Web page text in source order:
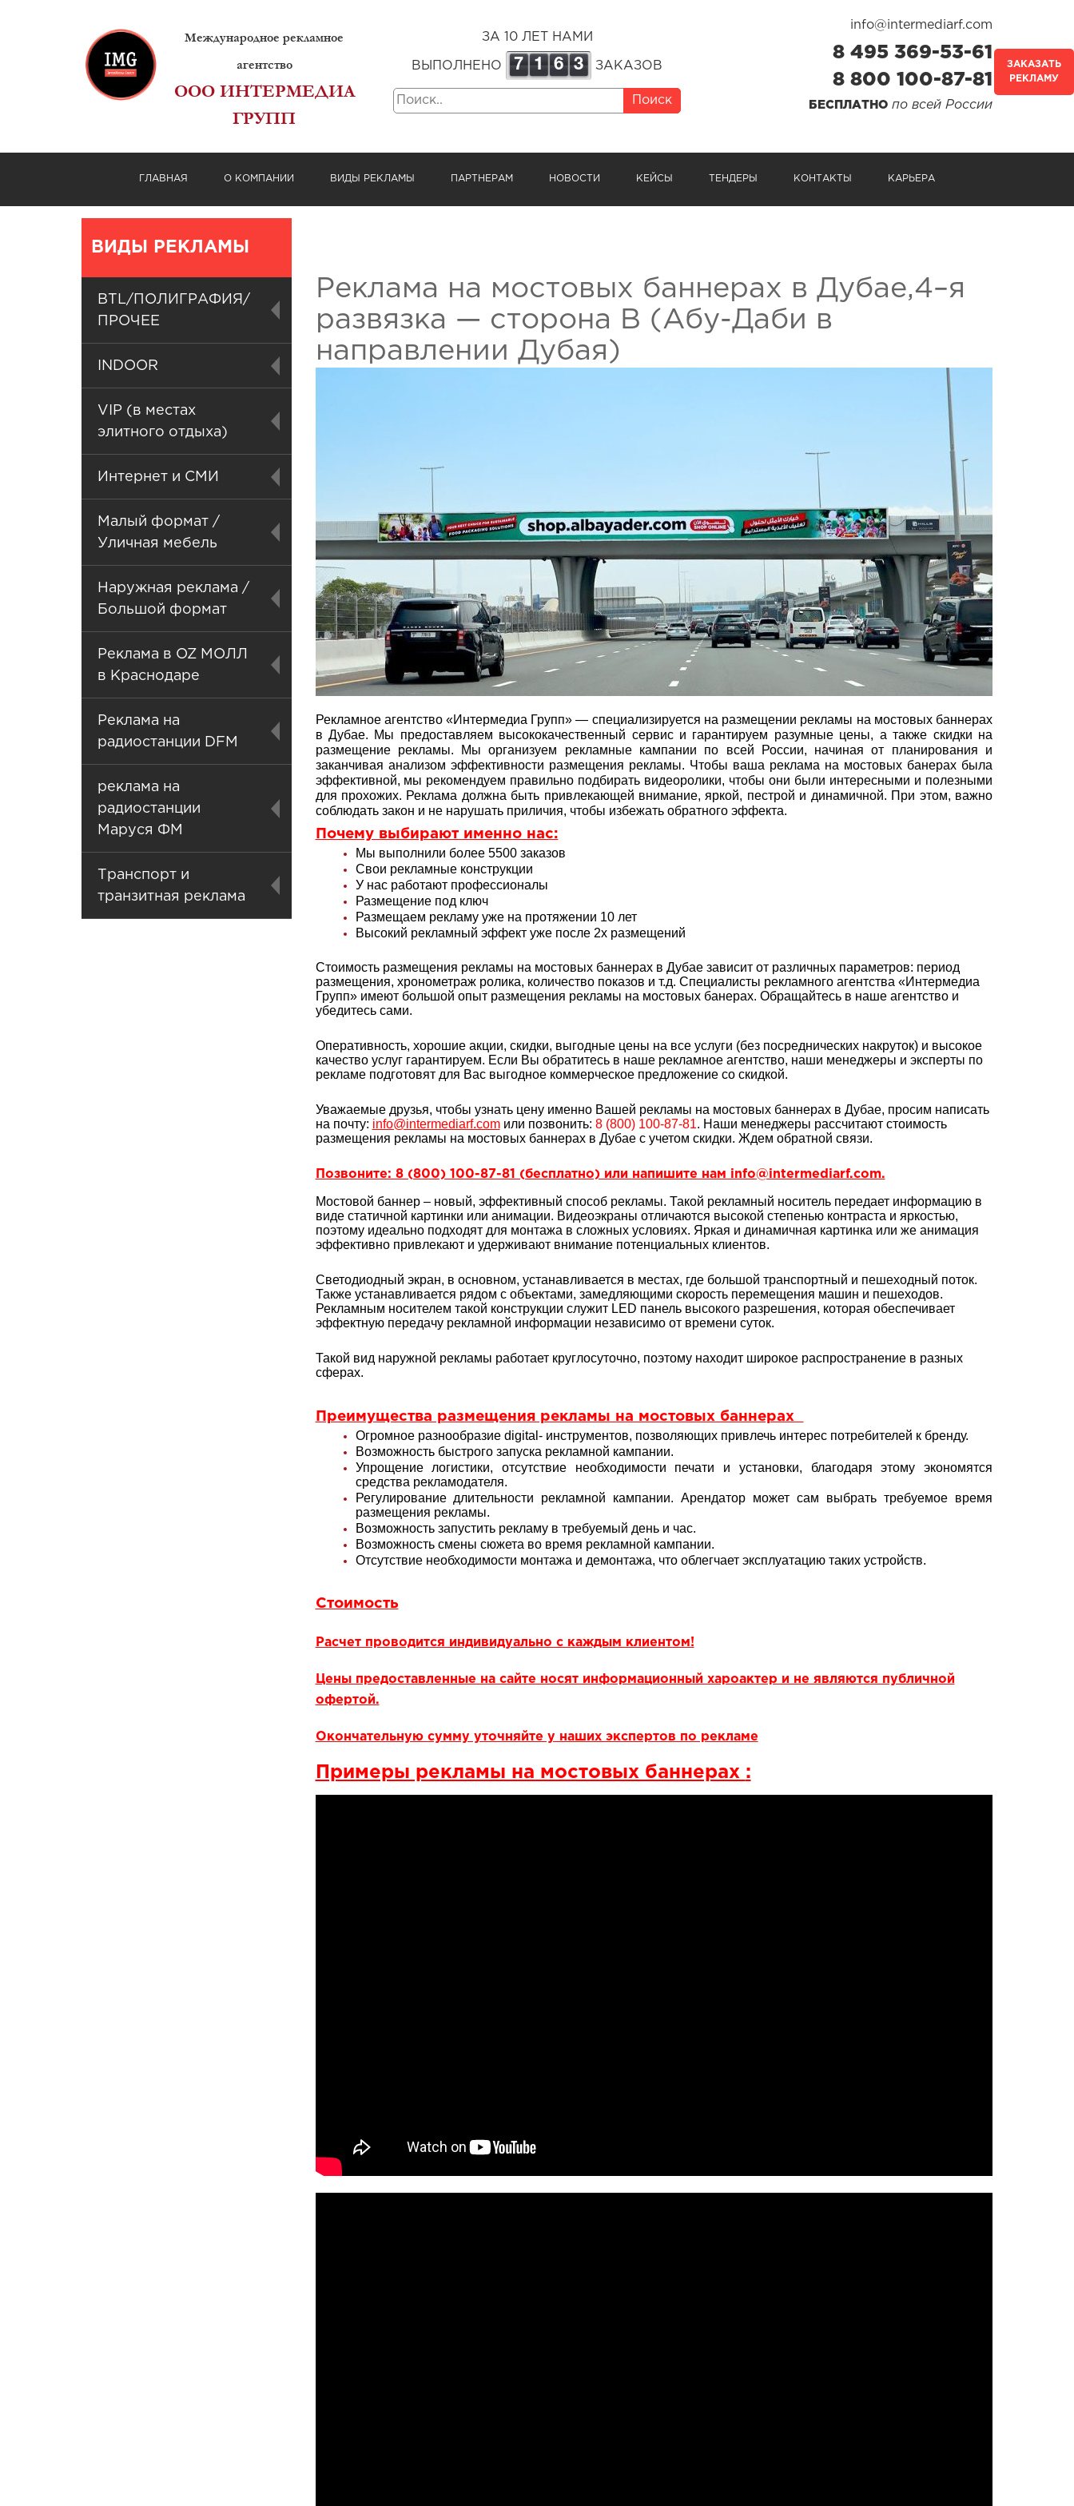
Международное рекламное
агентство
ООО ИНТЕРМЕДИА
ГРУПП
ЗА 10 ЛЕТ НАМИ
ВЫПОЛНЕНО 7 1 6 3 ЗАКАЗОВ
Поиск
info@intermediarf.com
8 495 369-53-61
8 800 100-87-81
БЕСПЛАТНО по всей России
ГЛАВНАЯ О КОМПАНИИ ВИДЫ РЕКЛАМЫ ПАРТНЕРАМ НОВОСТИ КЕЙСЫ ТЕНДЕРЫ КОНТАКТЫ КАРЬЕРА
ЗАКАЗАТЬ
РЕКЛАМУ
ВИДЫ РЕКЛАМЫ
BTL/ПОЛИГРАФИЯ/
ПРОЧЕЕ
INDOOR
VIP (в местах
элитного отдыха)
Интернет и СМИ
Малый формат /
Уличная мебель
Наружная реклама /
Большой формат
Реклама в OZ МОЛЛ
в Краснодаре
Реклама на
радиостанции DFM
реклама на
радиостанции
Маруся ФМ
Транспорт и
транзитная реклама
Реклама на мостовых баннерах в Дубае,4–я
развязка — сторона B (Абу-Даби в
направлении Дубая)
Рекламное агентство «Интермедиа Групп» — специализируется на размещении рекламы на мостовых баннерах
в Дубае. Мы предоставляем высококачественный сервис и гарантируем разумные цены, а также скидки на
размещение рекламы. Мы организуем рекламные кампании по всей России, начиная от планирования и
заканчивая анализом эффективности размещения рекламы. Чтобы ваша реклама на мостовых банерах была
эффективной, мы рекомендуем правильно подбирать видеоролики, чтобы они были интересными и полезными
для прохожих. Реклама должна быть привлекающей внимание, яркой, пестрой и динамичной. При этом, важно
соблюдать закон и не нарушать приличия, чтобы избежать обратного эффекта.
Почему выбирают именно нас:
Мы выполнили более 5500 заказов
Свои рекламные конструкции
У нас работают профессионалы
Размещение под ключ
Размещаем рекламу уже на протяжении 10 лет
Высокий рекламный эффект уже после 2х размещений
Стоимость размещения рекламы на мостовых баннерах в Дубае зависит от различных параметров: период
размещения, хронометраж ролика, количество показов и т.д. Специалисты рекламного агентства «Интермедиа
Групп» имеют большой опыт размещения рекламы на мостовых банерах. Обращайтесь в наше агентство и
убедитесь сами.
Оперативность, хорошие акции, скидки, выгодные цены на все услуги (без посреднических накруток) и высокое
качество услуг гарантируем. Если Вы обратитесь в наше рекламное агентство, наши менеджеры и эксперты по
рекламе подготовят для Вас выгодное коммерческое предложение со скидкой.
Уважаемые друзья, чтобы узнать цену именно Вашей рекламы на мостовых баннерах в Дубае, просим написать
на почту: info@intermediarf.comили позвонить: 8 (800) 100-87-81. Наши менеджеры рассчитают стоимость
размещения рекламы на мостовых баннерах в Дубае с учетом скидки. Ждем обратной связи.
Позвоните: 8 (800) 100-87-81 (бесплатно) или напишите нам info@intermediarf.com.
Мостовой баннер– новый, эффективный способ рекламы. Такой рекламный носитель передает информацию в
виде статичной картинки или анимации. Видеоэкраны отличаются высокой степенью контраста и яркостью,
поэтому идеально подходят для монтажа в сложных условиях. Яркая и динамичная картинка или же анимация
эффективно привлекают и удерживают внимание потенциальных клиентов.
Светодиодный экран, в основном, устанавливается в местах, где большой транспортный и пешеходный поток.
Также устанавливается рядом с объектами, замедляющими скорость перемещения машин и пешеходов.
Рекламным носителем такой конструкции служит LED панель высокого разрешения, которая обеспечивает
эффектную передачу рекламной информации независимо от времени суток.
Такой вид наружной рекламы работает круглосуточно, поэтому находит широкое распространение в разных
сферах.
Преимущества размещения рекламы на мостовых баннерах
Огромное разнообразие digital- инструментов, позволяющих привлечь интерес потребителей к бренду.
Возможность быстрого запуска рекламной кампании.
Упрощение логистики, отсутствие необходимости печати и установки, благодаря этому экономятся
средства рекламодателя.
Регулирование длительности рекламной кампании. Арендатор может сам выбрать требуемое время
размещения рекламы.
Возможность запустить рекламу в требуемый день и час.
Возможность смены сюжета во время рекламной кампании.
Отсутствие необходимости монтажа и демонтажа, что облегчает эксплуатацию таких устройств.
Стоимость
Расчет проводится индивидуально с каждым клиентом!
Цены предоставленные на сайте носят информационный хароактер и не являются публичной
офертой.
Окончательную сумму уточняйте у наших экспертов по рекламе
Примеры рекламы на мостовых баннерах :